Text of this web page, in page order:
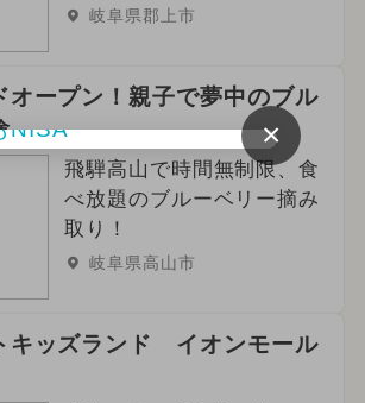
岐阜県郡上市
オープン！親子で夢中のブル
飛騨高山で時間無制限、食
べ放題のブルーベリー摘み
取り！
岐阜県高山市
キッズランド イオンモール
×